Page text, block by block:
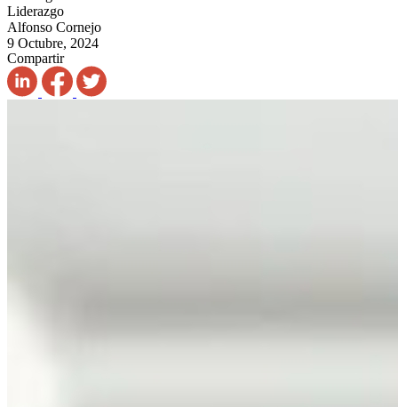
Liderazgo
Alfonso Cornejo
9 Octubre, 2024
Compartir